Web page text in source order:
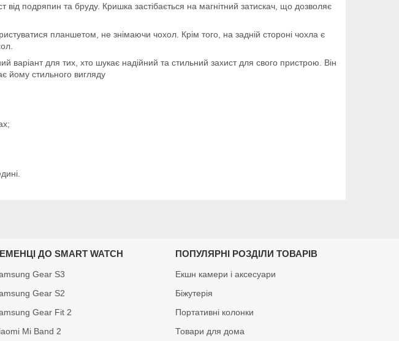
подряпин та бруду. Кришка застібається на магнітний затискач, що дозволяє
планшетом, не знімаючи чохол. Крім того, на задній стороні чохла є
для тих, хто шукає надійний та стильний захист для свого пристрою. Він
йому стильного вигляду
ДО SMART WATCH
Gear S3
Gear S2
Gear Fit 2
Mi Band 2
ПОПУЛЯРНІ РОЗДІЛИ ТОВАРІВ
Екшн камери і аксесуари
Біжутерія
Портативні колонки
Товари для дома